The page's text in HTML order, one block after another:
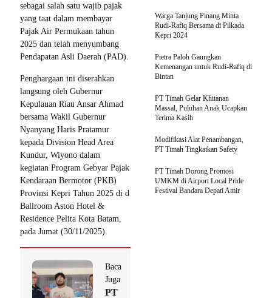
sebagai salah satu wajib pajak
yang taat dalam membayar
Pajak Air Permukaan tahun
2025 dan telah menyumbang
Pendapatan Asli Daerah (PAD).
Penghargaan ini diserahkan
langsung oleh Gubernur
Kepulauan Riau Ansar Ahmad
bersama Wakil Gubernur
Nyanyang Haris Pratamur
kepada Division Head Area
Kundur, Wiyono dalam
kegiatan Program Gebyar Pajak
Kendaraan Bermotor (PKB)
Provinsi Kepri Tahun 2025 di d
Ballroom Aston Hotel &
Residence Pelita Kota Batam,
pada Jumat (30/11/2025).
Baca
Juga
PT
Warga Tanjung Pinang Minta
Rudi-Rafiq Bersama di Pilkada
Kepri 2024
Pietra Paloh Gaungkan
Kemenangan untuk Rudi-Rafiq di
Bintan
PT Timah Gelar Khitanan
Massal, Puluhan Anak Ucapkan
Terima Kasih
Modifikasi Alat Penambangan,
PT Timah Tingkatkan Safety
PT Timah Dorong Promosi
UMKM di Airport Local Pride
Festival Bandara Depati Amir